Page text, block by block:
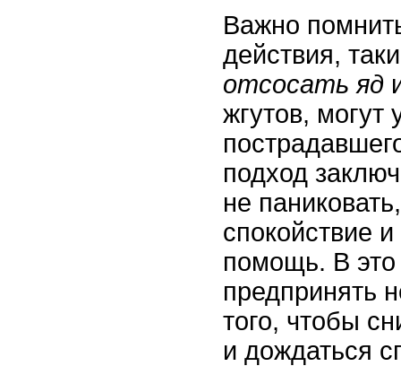
Важно
действия,
отсосать яд
жгутов, могут
подход
не
спокойствие
помощь. В
предпринять
того, чтобы
и дождаться